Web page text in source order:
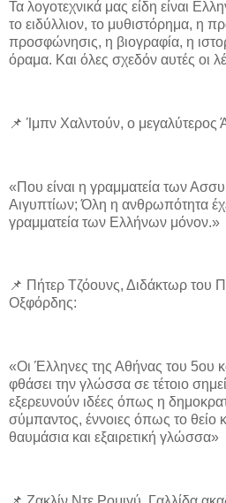
Τα λογοτεχνικά μας είδη είναι
το ειδύλλιον, το μυθιστόρημα, η
προσφώνησις, η βιογραφία, η
όραμα. Και όλες σχεδόν αυτές οι
📌 Ίμπν Χαλντούν, ο μεγαλύτερος
«Που είναι η γραμματεία των
Αιγυπτίων; Όλη η ανθρωπότητα
γραμματεία των Ελλήνων μόνον.»
📌 Πήτερ Τζόουνς, Διδάκτωρ του
Οξφόρδης:
«Οι Έλληνες της Αθήνας του 5ου
φθάσει την γλώσσα σε τέτοιο
εξερευνούν ιδέες όπως η
σύμπαντος, έννοιες όπως το θείο
θαυμάσια και εξαιρετική γλώσσα»